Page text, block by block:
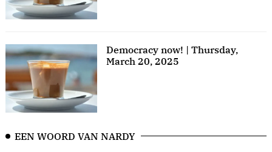
Democracy now! | Thursday,
March 20, 2025
EEN WOORD VAN NARDY